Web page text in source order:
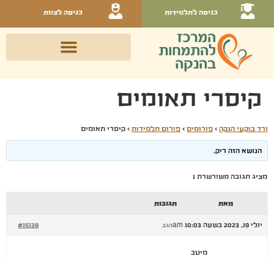
כניסה לתלמידות כניסה לצוות
קיסרי תאומים
ורד בוקעי הנקה › פורומים › פורום תלמידות › קיסרי תאומים
הנושא הזה ריק.
מציג תגובה משורשרת 1
מאת תגובות
יולי 19, 2023 בשעה 10:03 am #15138 הגב
מיטב